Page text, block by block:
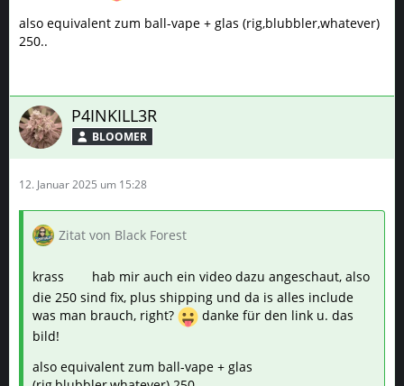
also equivalent zum ball-vape + glas (rig,blubbler,whatever)
250..
P4INKILL3R
BLOOMER
12. Januar 2025 um 15:28
Zitat von Black Forest
krass
hab mir auch ein video dazu angeschaut, also
die 250 sind fix, plus shipping und da is alles include
was man brauch, right?
danke für den link u. das
bild!
also equivalent zum ball-vape + glas